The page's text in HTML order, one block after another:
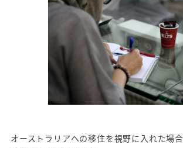
オーストラリアへの移住を視野に入れた場